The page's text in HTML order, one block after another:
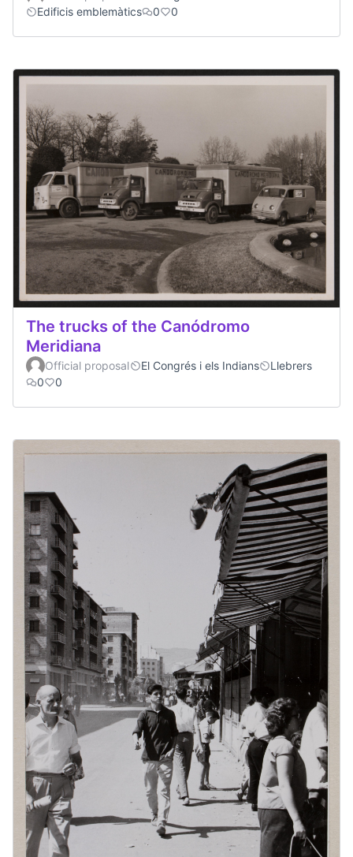
Edificis emblemàtics
0 0
The trucks of the Canódromo
Meridiana
Official proposal El Congrés i els Indians
Llebrers
0
0